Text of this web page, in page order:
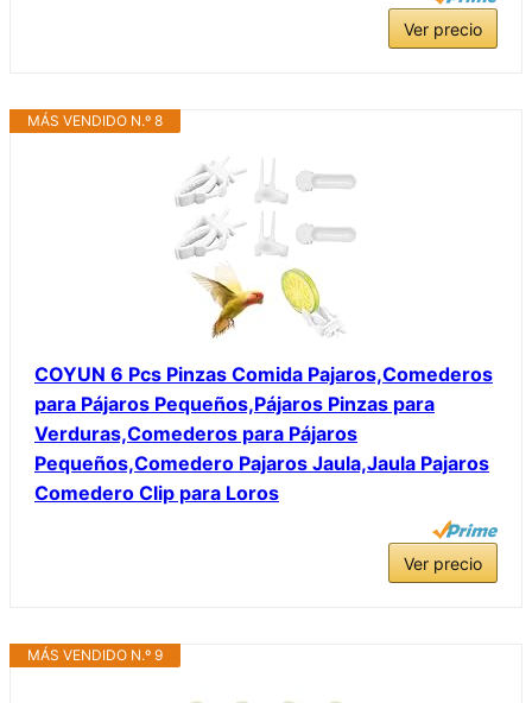
Ver precio
MÁS VENDIDO N.º 8
COYUN 6 Pcs Pinzas Comida Pajaros,Comederos
para Pájaros Pequeños,Pájaros Pinzas para
Verduras,Comederos para Pájaros
Pequeños,Comedero Pajaros Jaula,Jaula Pajaros
Comedero Clip para Loros
Ver precio
MÁS VENDIDO N.º 9